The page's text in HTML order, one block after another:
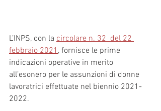
L’INPS, con la circolare n. 32  del 22
febbraio 2021, fornisce le prime
indicazioni operative in merito
all’esonero per le assunzioni di donne
lavoratrici effettuate nel biennio 2021-
2022.